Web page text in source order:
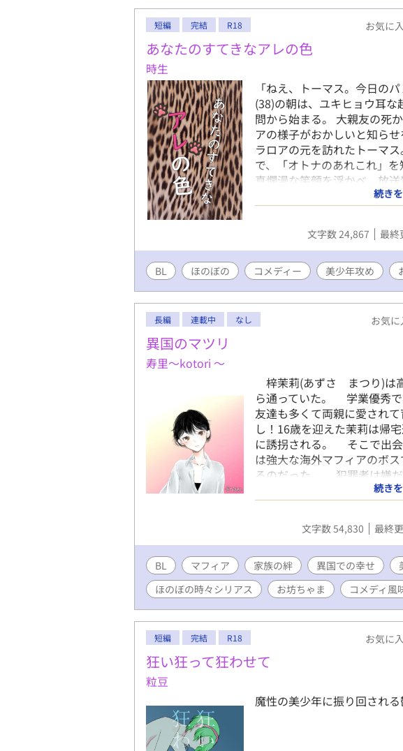
短編 完結 R18 お気に
あなたのすてきなアレの色
時生
「ねえ、トーマス。今日の
(38)の朝は、ユキヒョウ耳
問から始まる。 大親友の死
アの様子がおかしいと知ら
ラロアの元を訪れたトーマ
で、「オトナのあれこれ」
真爛漫な笑顔を浮かべ、放
になっていて！？ 『生ま
のちゅーのため、フラロア
はちょっぴり大人になった
合戦(R18描写あり)です！
続き
文字数 24,867 最終
BL ほのぼの コメディー 美少年攻め
長編 連載中 なし お気に
異国のマツリ
寿里～kotori ～
梓茉莉(あずさ まつり)は
ら通っていた。 学業優秀
友達も多くて両親に愛され
し！16歳を迎えた茉莉は帰
に誘拐される。 そこで出
は強大な海外マフィアのボ
るのだった。 犯罪者は嫌
の計略で帰る家を失う。
ィアとして生きることに。
命の出逢いをすることに！
が急変する異国マフィアス
続き
文字数 54,830 最終
BL マフィア 家族の絆 異国での幸せ
ほのぼの時々シリアス
お坊ちゃま コメディ風
短編 完結 R18 お気に
狂い狂って狂わせて
粒豆
魔性の美少年に振り回され